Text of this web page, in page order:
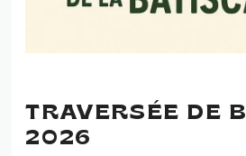
TRAVERSÉE DE
2026